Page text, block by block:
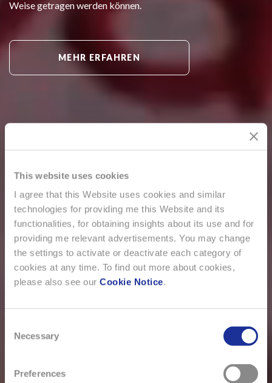
This website uses cookies
I agree that this Website uses cookies and similar
technologies for providing me this Website and its
functionalities, for obtaining insights about its use and for
providing me relevant advertisements. You may change
the settings to activate or deactivate each category of
cookies at any time. To find out more about cookies,
please also see our Cookie Notice.
Selection
Necessary
Preferences
Weise getragen werden können.
MEHR ERFAHREN